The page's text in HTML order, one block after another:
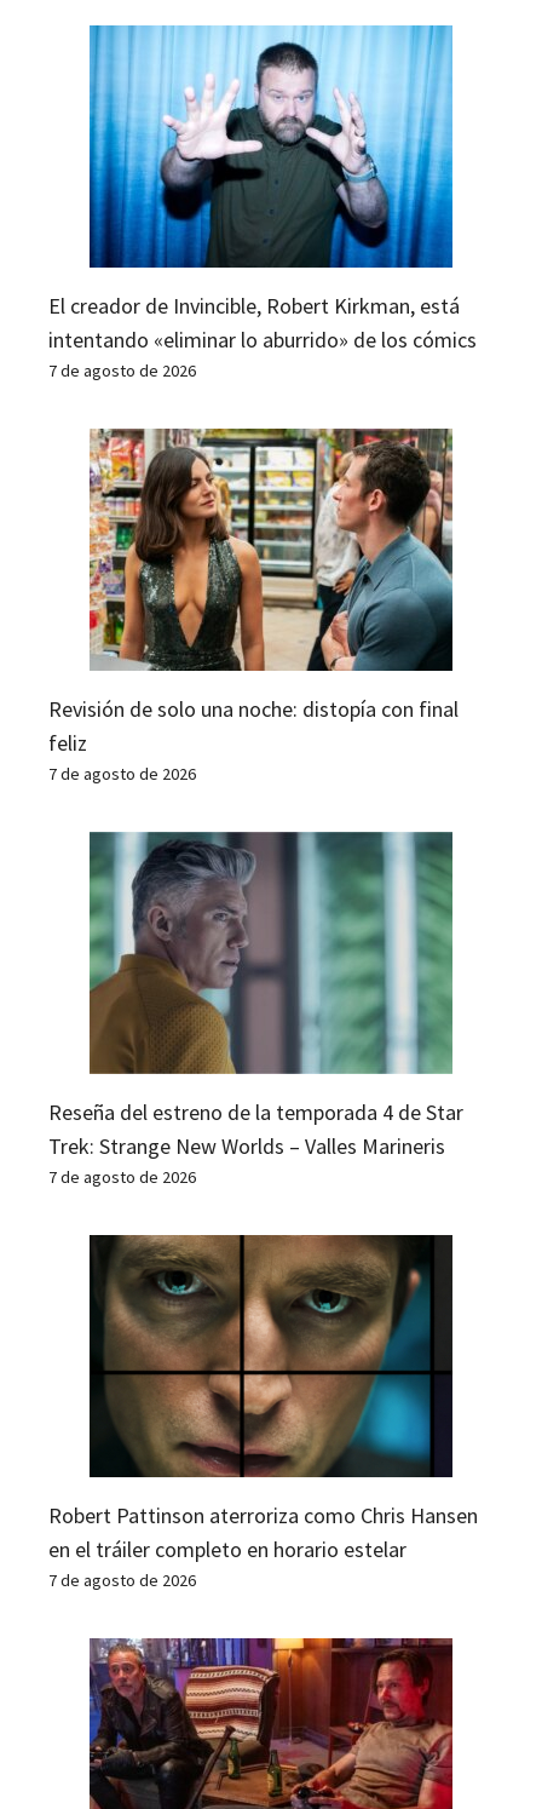
El creador de Invincible, Robert Kirkman, está
intentando «eliminar lo aburrido» de los cómics
7 de agosto de 2026
Revisión de solo una noche: distopía con final
feliz
7 de agosto de 2026
Reseña del estreno de la temporada 4 de Star
Trek: Strange New Worlds – Valles Marineris
7 de agosto de 2026
Robert Pattinson aterroriza como Chris Hansen
en el tráiler completo en horario estelar
7 de agosto de 2026